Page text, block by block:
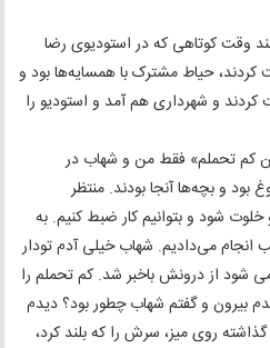
وقت کوتاهی که در استودیوی رضا
کردند، حیاط مشترک با همسایه‌ها بود و
کردند و شهرداری هم آمد و استودیو را
تحملم» فقط من و شهاب در
بود و بچه‌ها آنجا بودند. منتظر
شود و بتوانیم کار ضبط کنیم. به
می‌دادیم. شهاب خیلی آدم تودار
از درونش باخبر شد. کم تحملم را
بیرون و گفتم شهاب چطور بود؟ دیدم
روی میز، سرش را که بلند کرد،